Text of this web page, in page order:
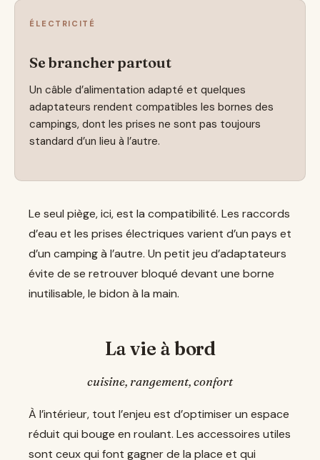
ÉLECTRICITÉ
Se brancher partout
Un câble d’alimentation adapté et quelques
adaptateurs rendent compatibles les bornes des
campings, dont les prises ne sont pas toujours
standard d’un lieu à l’autre.
Le seul piège, ici, est la compatibilité. Les raccords
d’eau et les prises électriques varient d’un pays et
d’un camping à l’autre. Un petit jeu d’adaptateurs
évite de se retrouver bloqué devant une borne
inutilisable, le bidon à la main.
La vie à bord
cuisine, rangement, confort
À l’intérieur, tout l’enjeu est d’optimiser un espace
réduit qui bouge en roulant. Les accessoires utiles
sont ceux qui font gagner de la place et qui